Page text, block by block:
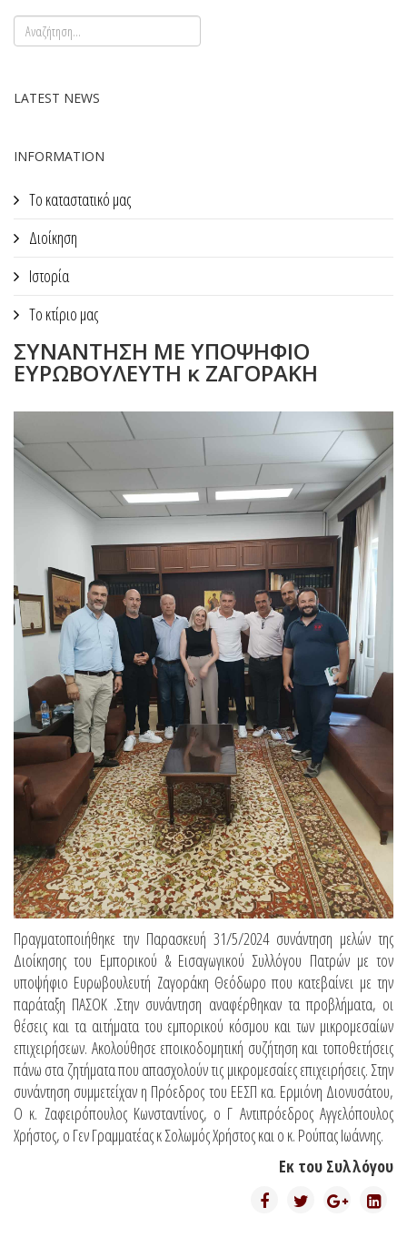
LATEST NEWS
INFORMATION
Το καταστατικό μας
Διοίκηση
Ιστορία
Το κτίριο μας
ΣΥΝΑΝΤΗΣΗ ΜΕ ΥΠΟΨΗΦΙΟ
ΕΥΡΩΒΟΥΛΕΥΤΗ κ ΖΑΓΟΡΑΚΗ
Πραγματοποιήθηκε την Παρασκευή 31/5/2024 συνάντηση μελών της
Διοίκησης του Εμπορικού & Εισαγωγικού Συλλόγου Πατρών με τον
υποψήφιο Ευρωβουλευτή Ζαγοράκη Θεόδωρο που κατεβαίνει με την
παράταξη ΠΑΣΟΚ .Στην συνάντηση αναφέρθηκαν τα προβλήματα, οι
θέσεις και τα αιτήματα του εμπορικού κόσμου και των μικρομεσαίων
επιχειρήσεων. Ακολούθησε εποικοδομητική συζήτηση και τοποθετήσεις
πάνω στα ζητήματα που απασχολούν τις μικρομεσαίες επιχειρήσεις. Στην
συνάντηση συμμετείχαν η Πρόεδρος του ΕΕΣΠ κα. Ερμιόνη Διονυσάτου,
Ο κ. Ζαφειρόπουλος Κωνσταντίνος, ο Γ Αντιπρόεδρος Αγγελόπουλος
Χρήστος, ο Γεν Γραμματέας κ Σολωμός Χρήστος και ο κ. Ρούπας Ιωάννης.
Εκ του Συλλόγου